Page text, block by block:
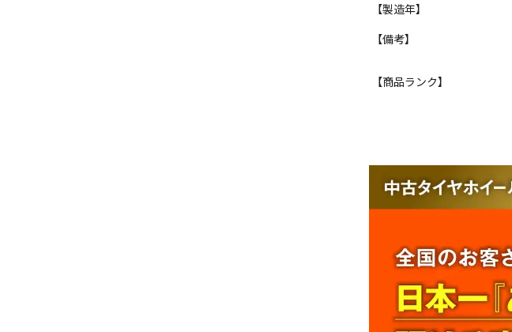
【製造年】
【備考】
【商品ランク】